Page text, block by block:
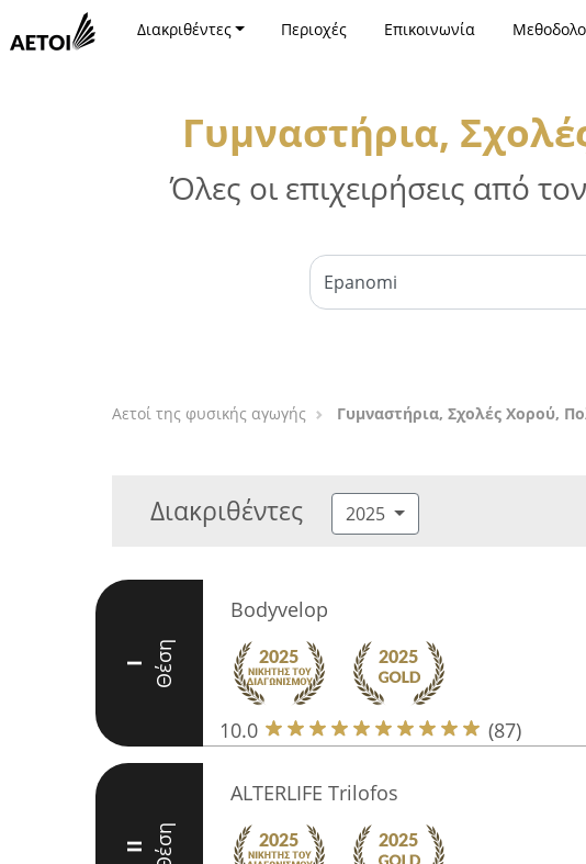
Διακριθέντες Περιοχές Επικοινωνία
Γυμναστήρια,
Όλες οι επιχειρήσεις από
Αετοί της φυσικής αγωγής Γυμναστήρια, Σχολές Χορού,
Διακριθέντες 2025
I Θέση
Bodyvelop
10.0 (87)
II Θέση
ALTERLIFE Trilofos